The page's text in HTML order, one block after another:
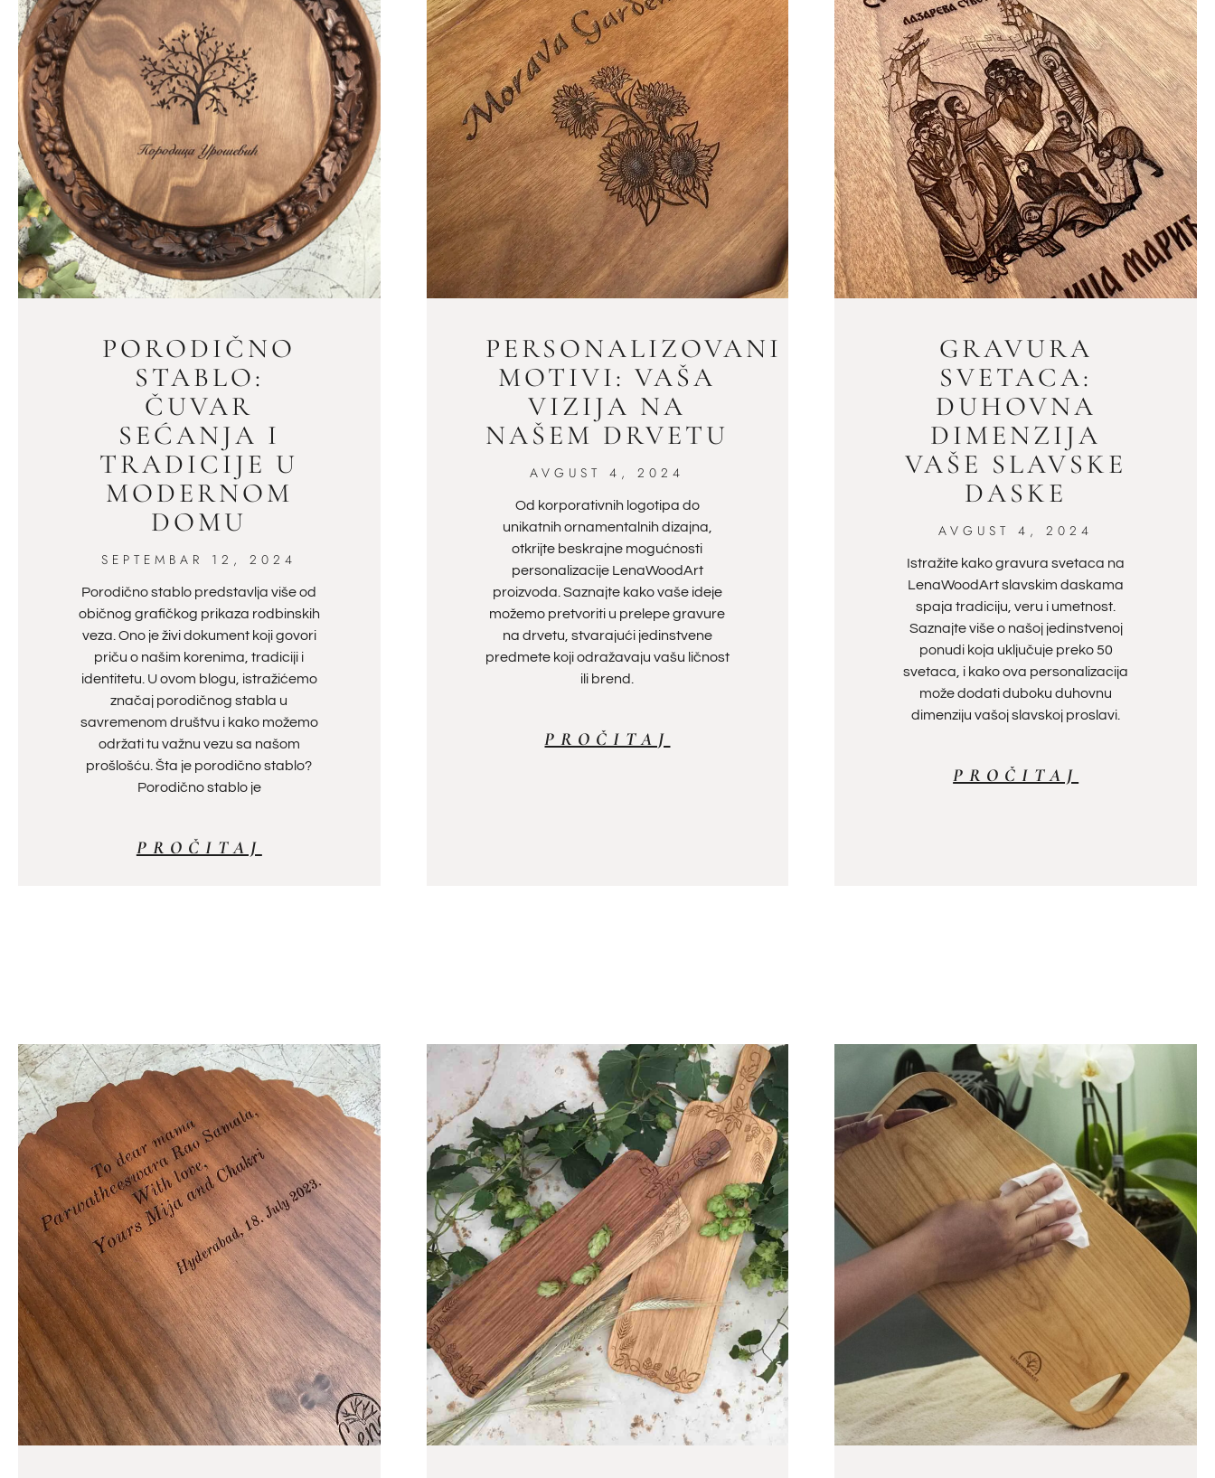
PORODIČNO
STABLO:
ČUVAR
SEĆANJA I
TRADICIJE U
MODERNOM
DOMU
SEPTEMBAR 12, 2024
Porodično stablo predstavlja više od
običnog grafičkog prikaza rodbinskih
veza. Ono je živi dokument koji govori
priču o našim korenima, tradiciji i
identitetu. U ovom blogu, istražićemo
značaj porodičnog stabla u
savremenom društvu i kako možemo
održati tu važnu vezu sa našom
prošlošću. Šta je porodično stablo?
Porodično stablo je
PROČITAJ
PERSONALIZOVANI
MOTIVI: VAŠA
VIZIJA NA
NAŠEM DRVETU
AVGUST 4, 2024
Od korporativnih logotipa do
unikatnih ornamentalnih dizajna,
otkrijte beskrajne mogućnosti
personalizacije LenaWoodArt
proizvoda. Saznajte kako vaše ideje
možemo pretvoriti u prelepe gravure
na drvetu, stvarajući jedinstvene
predmete koji odražavaju vašu ličnost
ili brend.
PROČITAJ
GRAVURA
SVETACA:
DUHOVNA
DIMENZIJA
VAŠE SLAVSKE
DASKE
AVGUST 4, 2024
Istražite kako gravura svetaca na
LenaWoodArt slavskim daskama
spaja tradiciju, veru i umetnost.
Saznajte više o našoj jedinstvenoj
ponudi koja uključuje preko 50
svetaca, i kako ova personalizacija
može dodati duboku duhovnu
dimenziju vašoj slavskoj proslavi.
PROČITAJ